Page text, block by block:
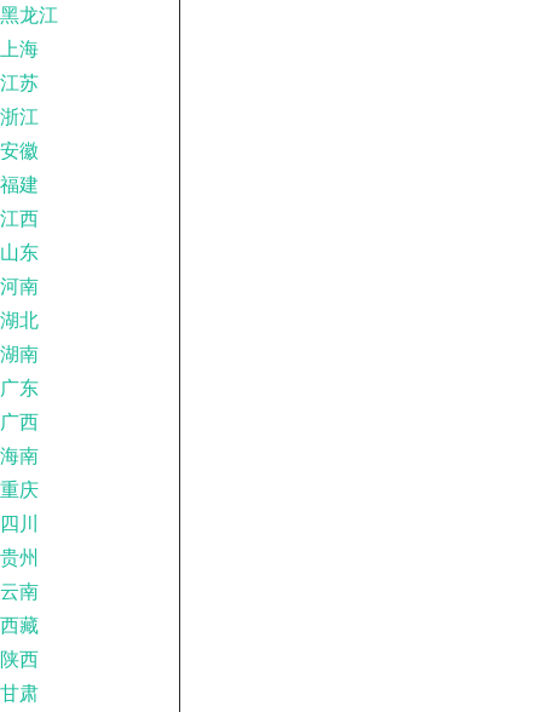
黑龙江
上海
江苏
浙江
安徽
福建
江西
山东
河南
湖北
湖南
广东
广西
海南
重庆
四川
贵州
云南
西藏
陕西
甘肃